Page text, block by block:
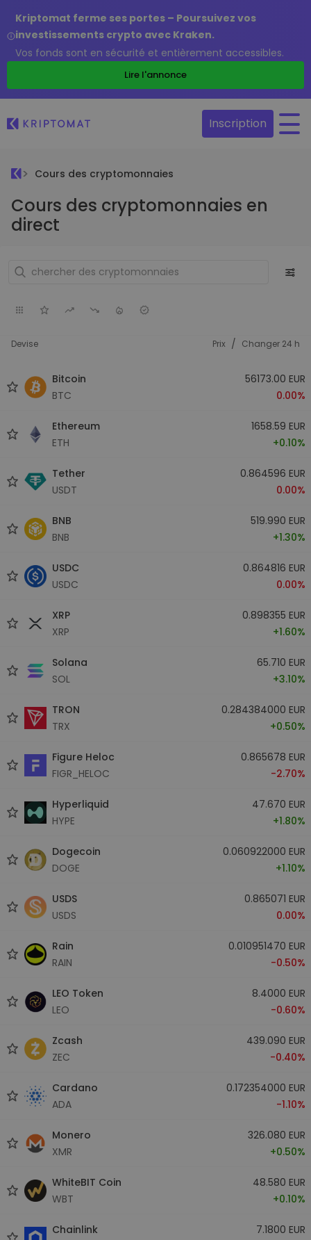
Kriptomat ferme ses portes – Poursuivez vos
investissements crypto avec Kraken.
Vos fonds sont en sécurité et entièrement accessibles.
Lire l'annonce
Inscription
Cours des cryptomonnaies
Cours des cryptomonnaies en
direct
Devise Prix / Changer 24 h
Bitcoin
BTC
56173.00 EUR
0.00%
Ethereum
ETH
1658.59 EUR
+0.10%
Tether
USDT
0.864596 EUR
0.00%
BNB
BNB
519.990 EUR
+1.30%
USDC
USDC
0.864816 EUR
0.00%
XRP
XRP
0.898355 EUR
+1.60%
Solana
SOL
65.710 EUR
+3.10%
TRON
TRX
0.284384000 EUR
+0.50%
Figure Heloc
FIGR_HELOC
0.865678 EUR
-2.70%
Hyperliquid
HYPE
47.670 EUR
+1.80%
Dogecoin
DOGE
0.060922000 EUR
+1.10%
USDS
USDS
0.865071 EUR
0.00%
Rain
RAIN
0.010951470 EUR
-0.50%
LEO Token
LEO
8.4000 EUR
-0.60%
Zcash
ZEC
439.090 EUR
-0.40%
Cardano
ADA
0.172354000 EUR
-1.10%
Monero
XMR
326.080 EUR
+0.50%
WhiteBIT Coin
WBT
48.580 EUR
+0.10%
Chainlink
7.1800 EUR